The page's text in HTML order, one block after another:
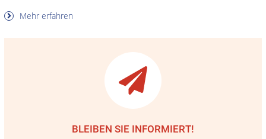
Mehr erfahren
BLEIBEN SIE INFORMIERT!